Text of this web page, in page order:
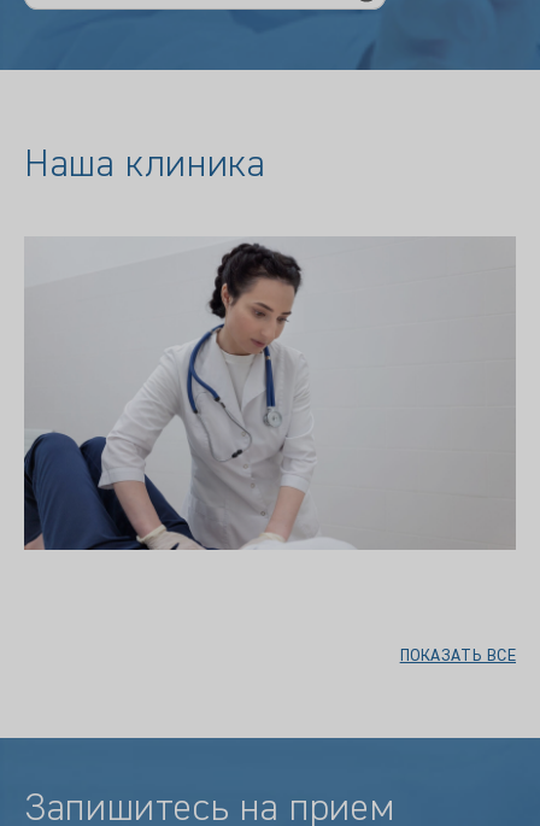
Наша клиника
ПОКАЗАТЬ ВСЕ
Запишитесь на прием